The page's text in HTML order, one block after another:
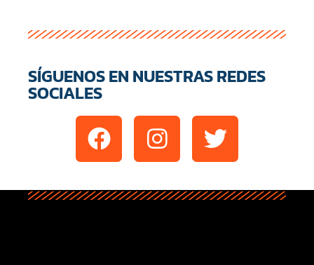
SÍGUENOS EN NUESTRAS REDES
SOCIALES